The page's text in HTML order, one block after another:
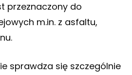
przeznaczony do
m.in. z asfaltu,
sprawdza się szczególnie